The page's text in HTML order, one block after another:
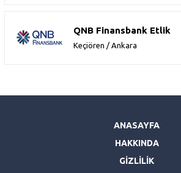
QNB Finansbank Etlik
Keçiören / Ankara
ANASAYFA
HAKKINDA
GİZLİLİK